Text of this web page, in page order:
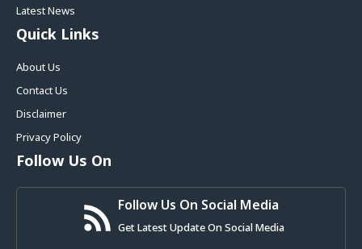
Latest News
Quick Links
About Us
Contact Us
Disclaimer
Privacy Policy
Follow Us On
Follow Us On Social Media
Get Latest Update On Social Media